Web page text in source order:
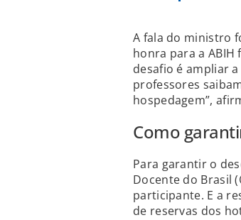
A fala do ministro
honra para a
desafio é ampliar
professores
hospedagem”,
Como
Para garantir o
Docente do Brasil
participante. E a
de reservas dos